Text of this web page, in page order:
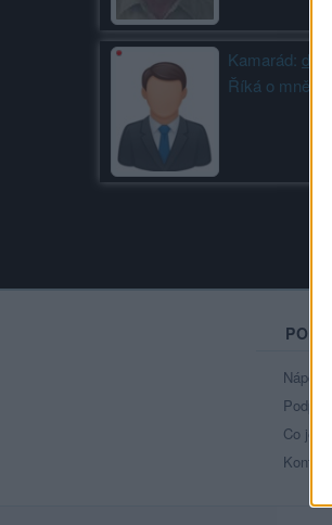
Kamarád:
Říká o mně:
Co je
Kontakt